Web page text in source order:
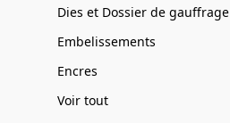
Dies et Dossier de gauffrage
Embelissements
Encres
Voir tout